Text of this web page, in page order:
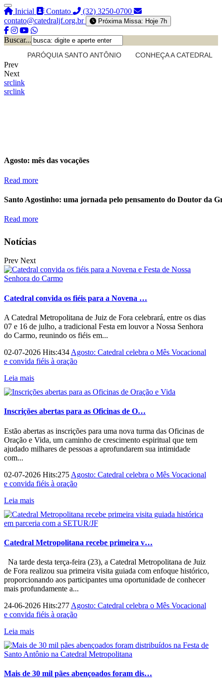
Inicial Contato
(32) 3250-0700
contato@catedraljf.org.br
Próxima Missa: Hoje 7h
Buscar...
PARÓQUIA SANTO ANTÔNIO CONHEÇA A CATEDRAL
Prev
Next
srclink
srclink
Agosto: mês das vocações
Read more
Santo Agostinho: uma jornada pelo pensamento do Doutor da
Read more
Notícias
Prev Next
Catedral convida os fiéis para a Novena …
A Catedral Metropolitana de Juiz de Fora celebrará, entre os dias
07 e 16 de julho, a tradicional Festa em louvor a Nossa Senhora
do Carmo, reunindo os fiéis em...
02-07-2026 Hits:434 Agosto: Catedral celebra o Mês Vocacional
e convida fiéis à oração
Leia mais
Inscrições abertas para as Oficinas de O…
Estão abertas as inscrições para uma nova turma das Oficinas de
Oração e Vida, um caminho de crescimento espiritual que tem
ajudado milhares de pessoas a aprofundarem sua intimidade
com...
02-07-2026 Hits:275 Agosto: Catedral celebra o Mês Vocacional
e convida fiéis à oração
Leia mais
Catedral Metropolitana recebe primeira v…
Na tarde desta terça-feira (23), a Catedral Metropolitana de Juiz
de Fora realizou sua primeira visita guiada com enfoque histórico,
proporcionando aos participantes uma oportunidade de conhecer
mais profundamente a...
24-06-2026 Hits:277 Agosto: Catedral celebra o Mês Vocacional
e convida fiéis à oração
Leia mais
Mais de 30 mil pães abençoados foram dis…